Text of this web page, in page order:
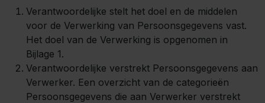
Verantwoordelijke stelt het doel en de middelen
voor de Verwerking van Persoonsgegevens vast.
Het doel van de Verwerking is opgenomen in
Bijlage 1.
Verantwoordelijke verstrekt Persoonsgegevens aan
Verwerker. Een overzicht van de categorieën
Persoonsgegevens die aan Verwerker verstrekt